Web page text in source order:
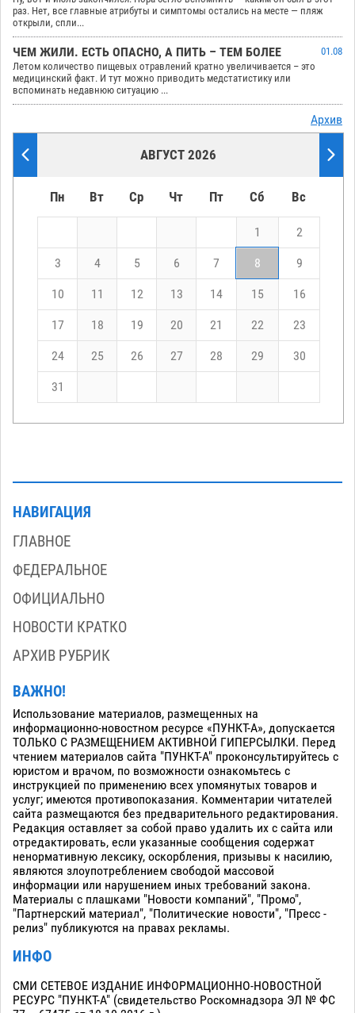
раз. Нет, все главные атрибуты и симптомы остались на месте — пляж
открыли, спли...
ЧЕМ ЖИЛИ. ЕСТЬ ОПАСНО, А ПИТЬ – ТЕМ БОЛЕЕ
01.08
Летом количество пищевых отравлений кратно увеличивается – это
медицинский факт. И тут можно приводить медстатистику или
вспоминать недавнюю ситуацию ...
Архив
АВГУСТ 2026
Пн Вт Ср Чт Пт Сб Вс
1 2
3 4 5 6 7 8 9
10 11 12 13 14 15 16
17 18 19 20 21 22 23
24 25 26 27 28 29 30
31
НАВИГАЦИЯ
ГЛАВНОЕ
ФЕДЕРАЛЬНОЕ
ОФИЦИАЛЬНО
НОВОСТИ КРАТКО
АРХИВ РУБРИК
ВАЖНО!
Использование материалов, размещенных на
информационно-новостном ресурсе «ПУНКТ-А», допускается
ТОЛЬКО С РАЗМЕЩЕНИЕМ АКТИВНОЙ ГИПЕРСЫЛКИ. Перед
чтением материалов сайта "ПУНКТ-А" проконсультируйтесь с
юристом и врачом, по возможности ознакомьтесь с
инструкцией по применению всех упомянутых товаров и
услуг; имеются противопоказания. Комментарии читателей
сайта размещаются без предварительного редактирования.
Редакция оставляет за собой право удалить их с сайта или
отредактировать, если указанные сообщения содержат
ненормативную лексику, оскорбления, призывы к насилию,
являются злоупотреблением свободой массовой
информации или нарушением иных требований закона.
Материалы с плашками "Новости компаний", "Промо",
"Партнерский материал", "Политические новости", "Пресс -
релиз" публикуются на правах рекламы.
ИНФО
СМИ СЕТЕВОЕ ИЗДАНИЕ ИНФОРМАЦИОННО-НОВОСТНОЙ
РЕСУРС "ПУНКТ-А" (свидетельство Роскомнадзора ЭЛ № ФС